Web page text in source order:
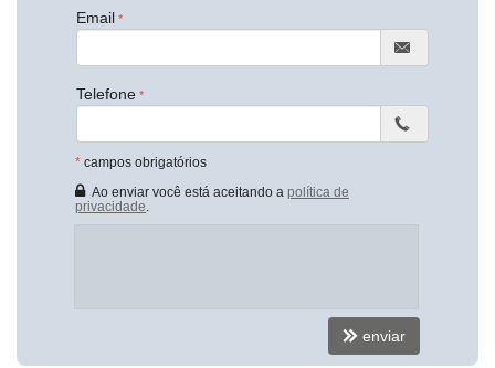
Piscina
Espaço Gourmet
Brinquedoteca
Piscina Infantil
Elevador
Endereço:
Email
Telefone
* campos obrigatórios
Ao enviar você está aceitando a política de
privacidade
enviar